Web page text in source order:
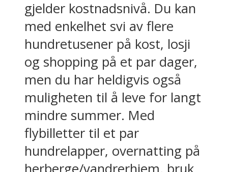
gjelder kostnadsnivå. Du kan
med enkelhet svi av flere
hundretusener på kost, losji
og shopping på et par dager,
men du har heldigvis også
muligheten til å leve for langt
mindre summer. Med
flybilletter til et par
hundrelapper, overnatting på